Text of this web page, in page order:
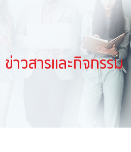
ข่าวสารและกิจกรรม